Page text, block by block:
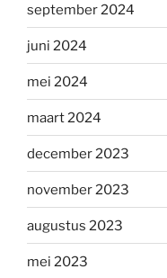
september 2024
juni 2024
mei 2024
maart 2024
december 2023
november 2023
augustus 2023
mei 2023